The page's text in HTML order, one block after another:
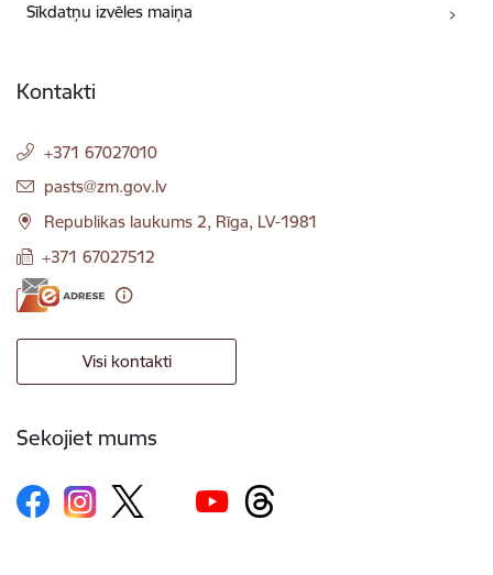
Sīkdatņu izvēles maiņa
Kontakti
+371 67027010
E-pasts:
pasts@zm.gov.lv
Republikas laukums 2, Rīga, LV-1981
+371 67027512
Visi kontakti
Sekojiet mums